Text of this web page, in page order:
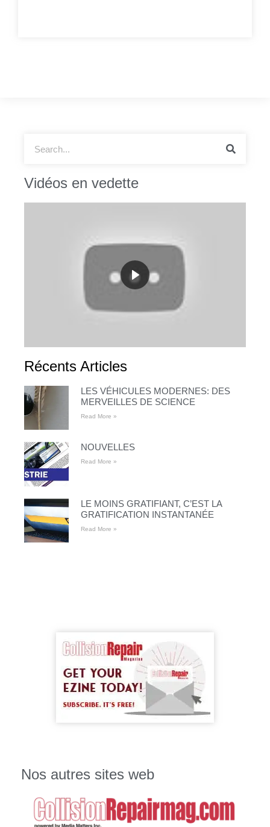
Vidéos en vedette
Récents Articles
LES VÉHICULES MODERNES: DES
MERVEILLES DE SCIENCE
Read More »
NOUVELLES
Read More »
LE MOINS GRATIFIANT, C’EST LA
GRATIFICATION INSTANTANÉE
Read More »
Nos autres sites web